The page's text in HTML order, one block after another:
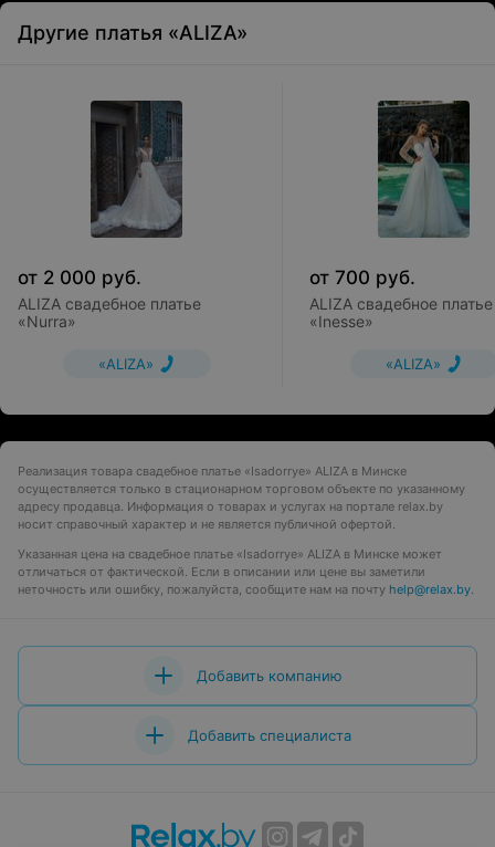
Другие платья «ALIZA»
от 2 000 руб.
ALIZA свадебное платье
«Nurra»
«ALIZA»
от 700 руб.
ALIZA свадебное платье
«Inesse»
«ALIZA»
Реализация товара свадебное платье «Isadorrye» ALIZA в Минске
осуществляется только в стационарном торговом объекте по указанному
адресу продавца. Информация о товарах и услугах на портале relax.by
носит справочный характер и не является публичной офертой.
Указанная цена на свадебное платье «Isadorrye» ALIZA в Минске может
отличаться от фактической. Если в описании или цене вы заметили
неточность или ошибку, пожалуйста, сообщите нам на почту help@relax.by.
Добавить компанию
Добавить специалиста